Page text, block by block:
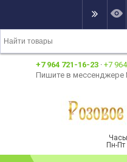
+7 964 721-16-23 · +7
Пишите в мессенджере
Пн-